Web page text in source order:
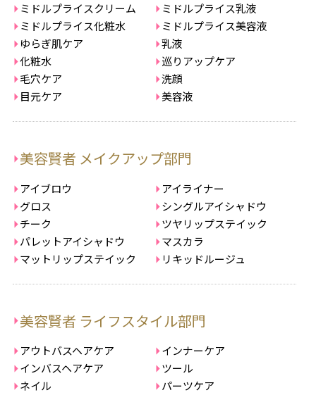
ミドルプライスクリーム
ミドルプライス乳液
ミドルプライス化粧水
ミドルプライス美容液
ゆらぎ肌ケア
乳液
化粧水
巡りアップケア
毛穴ケア
洗顔
目元ケア
美容液
美容賢者 メイクアップ部門
アイブロウ
アイライナー
グロス
シングルアイシャドウ
チーク
ツヤリップステイック
パレットアイシャドウ
マスカラ
マットリップステイック
リキッドルージュ
美容賢者 ライフスタイル部門
アウトバスヘアケア
インナーケア
インバスヘアケア
ツール
ネイル
パーツケア